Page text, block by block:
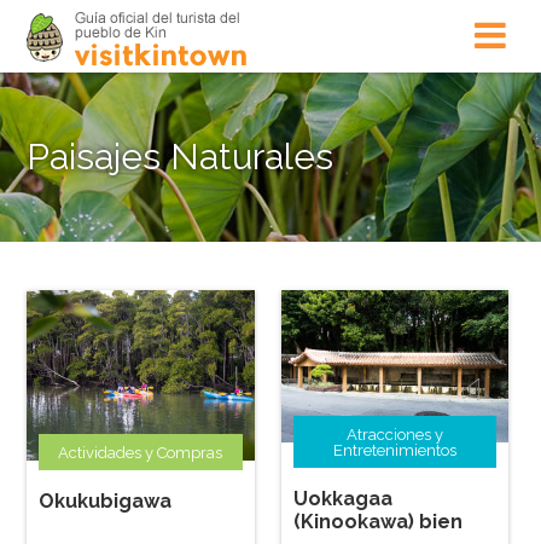
Paisajes Naturales
Actividades y Compras
Okukubigawa
Atracciones y
Entretenimientos
Uokkagaa
(Kinookawa) bien